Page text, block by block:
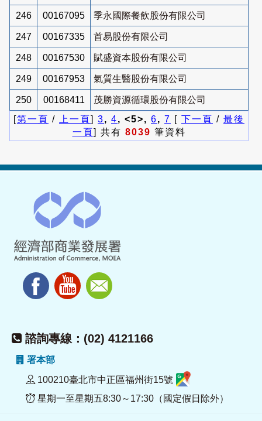
246 00167095 季永國際餐飲股份有限公司
247 00167335 首易股份有限公司
248 00167530 賦盛資本股份有限公司
249 00167953 氣質生醫股份有限公司
250 00168411
茂勝資源循環股份有限公司
[第一頁 / 上一頁] 3, 4, <5>, 6, 7 [ 下一頁 / 最後
一頁] 共有 8039 筆資料
諮詢專線：(02) 4121166
署本部
100210臺北市中正區福州街15號
星期一至星期五8:30～17:30（國定假日除外）